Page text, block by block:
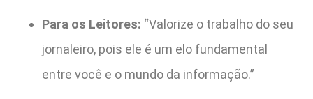
Para os Leitores: “Valorize o trabalho do seu
jornaleiro, pois ele é um elo fundamental
entre você e o mundo da informação.”